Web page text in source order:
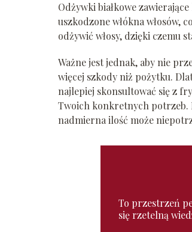
Odżywki białkowe
uszkodzone włókna włosów,
odżywić włosy, dzięki czemu
Ważne jest jednak, aby nie
więcej szkody niż pożytku.
najlepiej skonsultować się z
Twoich konkretnych potrzeb.
nadmierna ilość może
To przestrzeń
się rzetelną